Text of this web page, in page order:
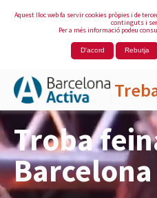
Aquest lloc web fa servir cookies pròpies i de
continguts i
Per a més informació podeu
D'acord Rebutja
Salta al contingut principal
Troba
Barcelona